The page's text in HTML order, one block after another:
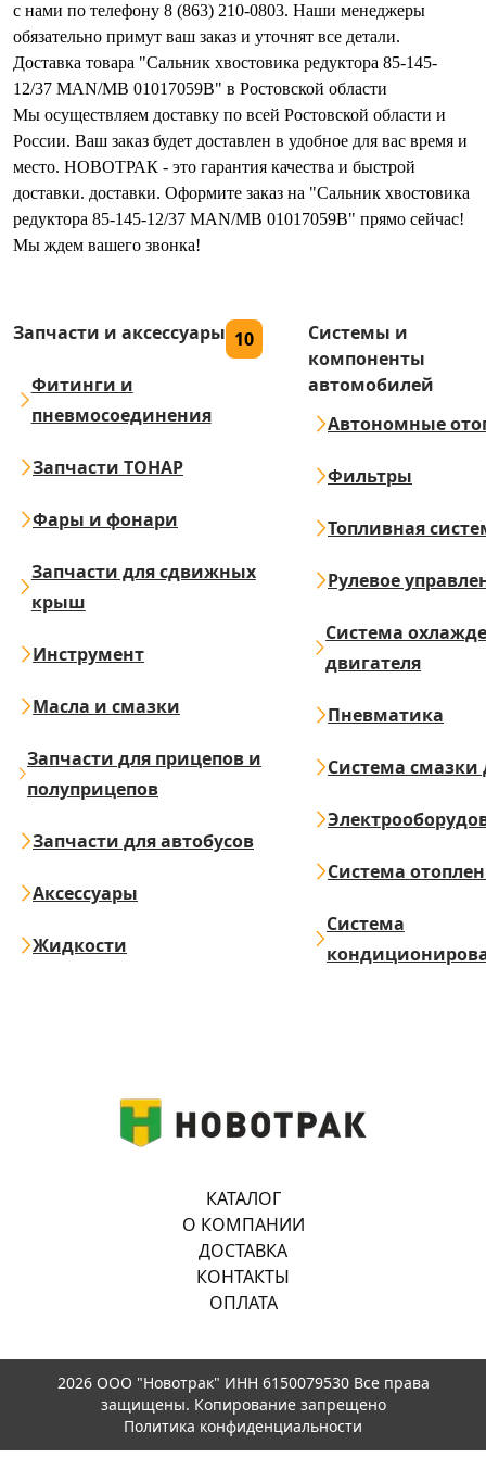
с нами по телефону 8 (863) 210-0803. Наши менеджеры
обязательно примут ваш заказ и уточнят все детали.
Доставка товара "Сальник хвостовика редуктора 85-145-
12/37 MAN/MB 01017059B" в Ростовской области
Мы осуществляем доставку по всей Ростовской области и
России. Ваш заказ будет доставлен в удобное для вас время и
место. НОВОТРАК - это гарантия качества и быстрой
доставки. доставки. Оформите заказ на "Сальник хвостовика
редуктора 85-145-12/37 MAN/MB 01017059B" прямо сейчас!
Мы ждем вашего звонка!
Запчасти и аксессуары 10
Фитинги и
пневмосоединения
Запчасти ТОНАР
Фары и фонари
Запчасти для сдвижных
крыш
Инструмент
Масла и смазки
Запчасти для прицепов и
полуприцепов
Запчасти для автобусов
Аксессуары
Жидкости
Системы и
компоненты
автомобилей
Автономные
Фильтры
Топливная
Рулевое
Система
двигателя
Пневматика
Система смазки
Система
Система
КАТАЛОГ
О КОМПАНИИ
ДОСТАВКА
КОНТАКТЫ
ОПЛАТА
2026 ООО "Новотрак" ИНН 6150079530 Все права
защищены. Копирование запрещено
Политика конфиденциальности